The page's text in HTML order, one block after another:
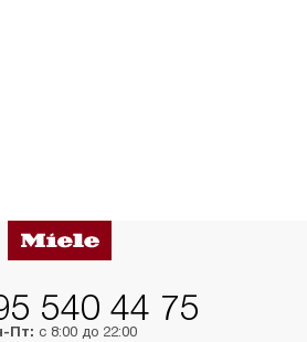
540 44 75
Пт: с 8:00 до 22:00